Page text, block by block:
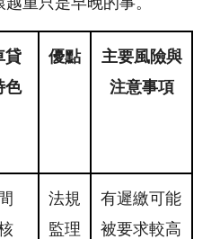
貸
色
優點
主要風險與
注意事項
法規
監理
有遲繳可能
被要求較高